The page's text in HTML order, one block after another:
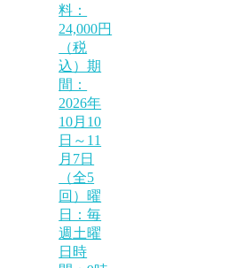
料：
24,000円
（税
込）期
間：
2026年
10月10
日～11
月7日
（全5
回）曜
日：毎
週土曜
日時